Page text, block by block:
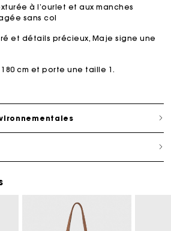
à l’ourlet et aux manches
sans col
et détails précieux, Maje signe une
cm et porte une taille 1.